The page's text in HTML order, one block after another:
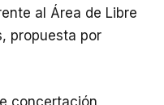
al Área de Libre
propuesta por
concertación